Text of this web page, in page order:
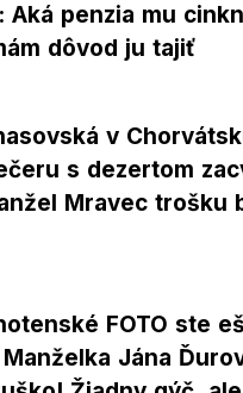
Aká penzia mu
dôvod ju tajiť
v
s dezertom
Mravec trošku
FOTO ste
Manželka Jána